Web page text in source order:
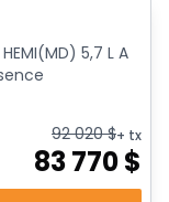
5,7 L A
92 020$+ tx
83 770$